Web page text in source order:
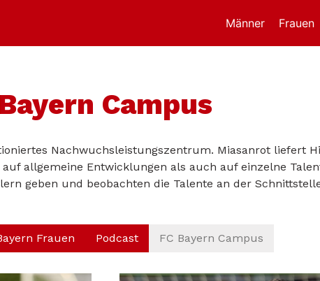
Männer Frauen
Campus
Nachwuchsleistungszentrum. Miasanrot liefert
allgemeine Entwicklungen als auch auf einzelne
geben und beobachten die Talente an der
Frauen Podcast FC Bayern Campus